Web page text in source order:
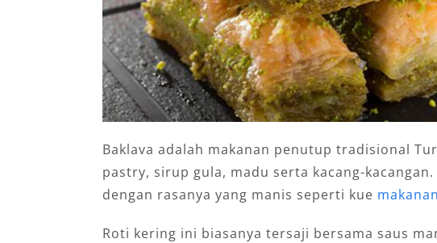
Baklava adalah makanan penutup tradisional
pastry, sirup gula, madu serta kacang-
dengan rasanya yang manis seperti kue
Roti kering ini biasanya tersaji bersama saus